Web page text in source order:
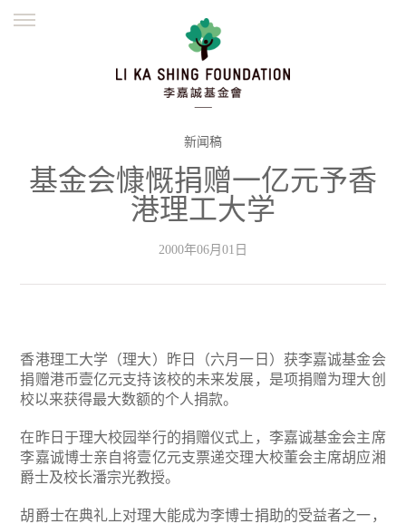
並肩同行
繁體
新闻稿
基金会慷慨捐赠一亿元予香
港理工大学
2000年06月01日
香港理工大学（理大）昨日（六月一日）获李嘉诚基金会
捐赠港币壹亿元支持该校的未来发展，是项捐赠为理大创
校以来获得最大数额的个人捐款。
在昨日于理大校园举行的捐赠仪式上，李嘉诚基金会主席
李嘉诚博士亲自将壹亿元支票递交理大校董会主席胡应湘
爵士及校长潘宗光教授。
胡爵士在典礼上对理大能成为李博士捐助的受益者之一，